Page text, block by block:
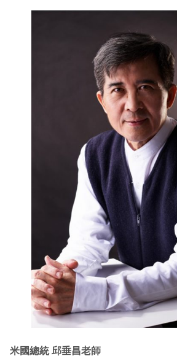
米國總統邱垂昌老師